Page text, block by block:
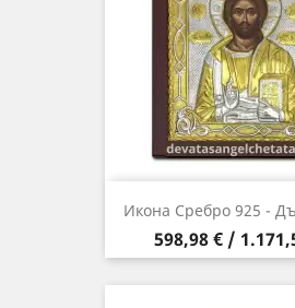
Икона Сребро 925 -
Цена
598,98 € /